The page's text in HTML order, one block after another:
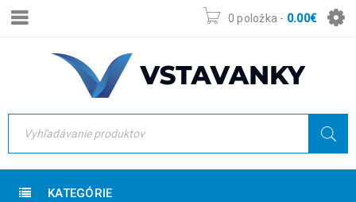
0 položka - 0.00€
KATEGÓRIE